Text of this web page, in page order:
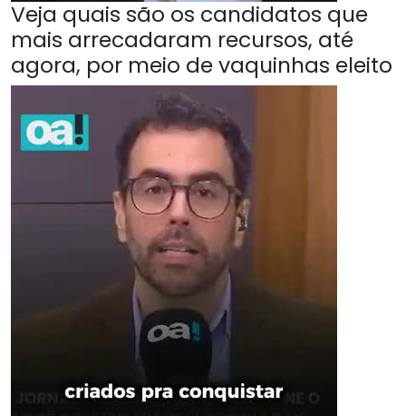
Veja quais são os candidatos que
mais arrecadaram recursos, até
agora, por meio de vaquinhas eleito